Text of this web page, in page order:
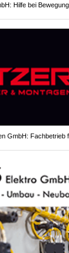
Hilfe bei
GmbH: Fachbetrieb